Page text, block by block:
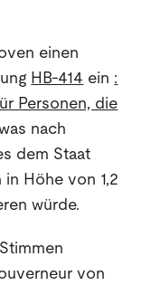
einen
HB-414 ein :
Personen, die
nach
dem Staat
Höhe von 1,2
würde.
von